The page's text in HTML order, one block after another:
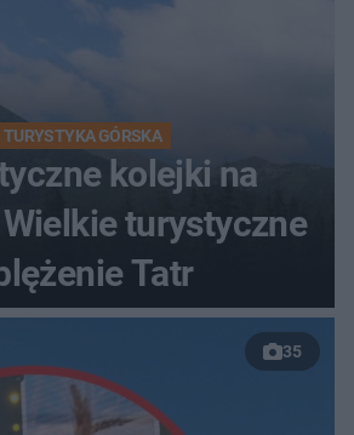
TURYSTYKA GÓRSKA
kolejki na
turystyczne
Tatr
35